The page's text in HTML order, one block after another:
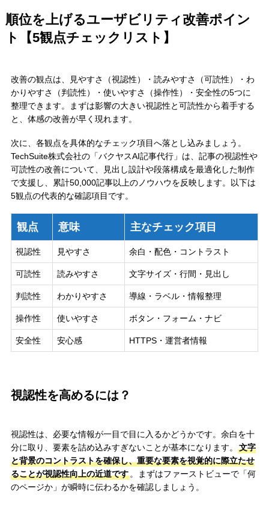
順位を上げるユーザビリティ改善ポイン
ト【5観点チェックリスト】
改善の観点は、見やすさ（視認性）・読みやすさ（可読性）・わ
かりやすさ（判読性）・使いやすさ（操作性）・安全性の5つに
整理できます。まずは影響の大きい視認性と可読性から着手する
と、体感の改善が早く現れます。
次に、各観点を具体的なチェック項目へ落とし込みましょう。
TechSuite株式会社の「バクヤスAI記事代行」は、記事の視認性や
可読性の改善について、見出し設計や段落構成を最適化した制作
で支援し、累計50,000記事以上のノウハウを反映します。以下は
5観点の代表的な確認項目です。
観点 意味 主なチェック項目
視認性 見やすさ 余白・配色・コントラスト
可読性 読みやすさ 文字サイズ・行間・見出し
判読性 わかりやすさ 導線・ラベル・情報整理
操作性 使いやすさ ボタン・フォーム・ナビ
安全性 安心感 HTTPS・運営者情報
視認性を高めるには？
視認性は、必要な情報が一目で目に入るかどうかです。余白を十
分に取り、要素を詰め込みすぎないことが基本になります。
文字
と背景のコントラストを確保し、重要な要素を視覚的に際立たせ
ることが視認性向上の近道です。まずはファーストビューで「何
のページか」が瞬時に伝わるかを確認しましょう。